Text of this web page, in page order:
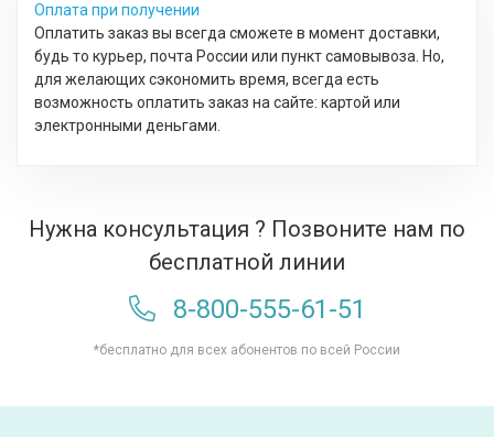
Оплата при получении
Оплатить заказ вы всегда сможете в момент доставки,
будь то курьер, почта России или пункт самовывоза. Но,
для желающих сэкономить время, всегда есть
возможность оплатить заказ на сайте: картой или
электронными деньгами.
Нужна консультация ? Позвоните нам по
бесплатной линии
8-800-555-61-51
*бесплатно для всех абонентов по всей России